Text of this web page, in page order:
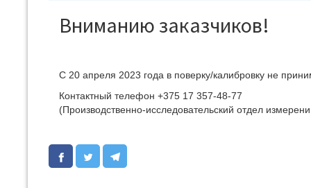
Вниманию заказчиков!
С 20 апреля 2023 года в поверку/калибровку не
Контактный телефон +375 17 357-48-77
(Производственно-исследовательский отдел